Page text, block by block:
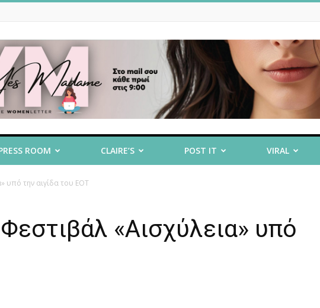
ROOM CLAIRE’S POST IT VIRAL
υπό την αιγίδα του ΕΟΤ
«Αισχύλεια» υπό